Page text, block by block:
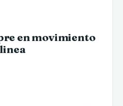
en movimiento